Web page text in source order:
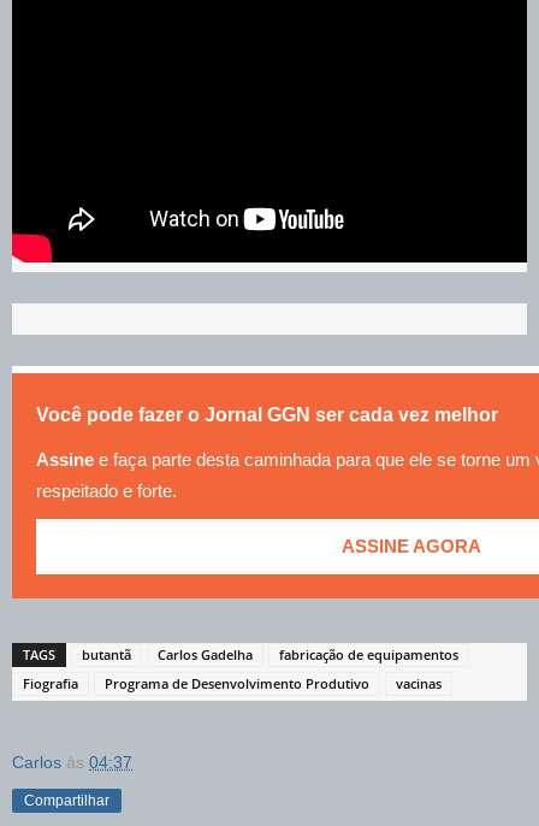
Você pode fazer o Jornal GGN ser cada vez melhor
Assine e faça parte desta caminhada para que ele se torne
respeitado e forte.
ASSINE AGORA
TAGS butantã Carlos Gadelha
fabricação de equipamentos
Fiografia
Programa de Desenvolvimento Produtivo vacinas
Carlos às 04:37
Compartilhar